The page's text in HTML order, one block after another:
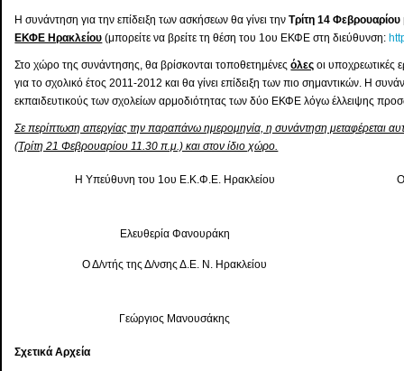
Η συνάντηση για την επίδειξη των ασκήσεων θα γίνει τηνΤρίτη 14
ΕΚΦΕ Ηρακλείου (μπορείτε να βρείτε τη θέση του 1ου ΕΚΦΕ στη διεύθυνση:
Στο χώρο της συνάντησης, θα βρίσκονται τοποθετημένεςόλες οι υποχρεωτικές
για το σχολικό έτος 2011-2012 και θα γίνει επίδειξη των πιο σημαντικών. Η
εκπαιδευτικούς των σχολείων αρμοδιότητας των δύο ΕΚΦΕ λόγω έλλειψης
Σε περίπτωση απεργίας την παραπάνω ημερομηνία, η συνάντηση μεταφέρεται
(Τρίτη 21 Φεβρουαρίου 11.30 π.μ.) και στον ίδιο χώρο.
Η Υπεύθυνη του 1ου Ε.Κ.Φ.Ε. Ηρακλείου
Ελευθερία Φανουράκη
Ο Δ/ντής της Δ/νσης Δ.Ε. Ν. Ηρακλείου
Γεώργιος Μανουσάκης
Σχετικά Αρχεία